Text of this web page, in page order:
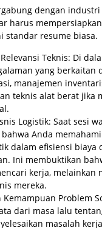
dengan
harus
standar resume biasa.
Teknis: Di
yang berkaitan
manajemen
teknis alat berat jika
Logistik: Saat sesi
Anda
dalam efisiensi biaya
Ini membuktikan
kerja, melainkan
mereka.
Kemampuan Problem
dari masa lalu
masalah